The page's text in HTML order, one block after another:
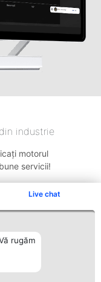
Live chat
rugăm
industrie
motorul
servicii!